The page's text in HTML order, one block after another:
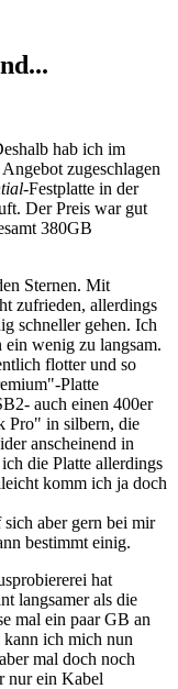
hab ich im
zugeschlagen
-Festplatte in der
Der Preis war gut
380GB
Sternen. Mit
zufrieden, allerdings
schneller gehen. Ich
wenig zu langsam.
flotter und so
Platte
auch einen 400er
Pro" in silbern, die
anscheinend in
die Platte allerdings
komm ich ja doch
sich aber gern bei mir
bestimmt einig.
hat
langsamer als die
mal ein paar GB an
ich mich nun
mal doch noch
nur ein Kabel